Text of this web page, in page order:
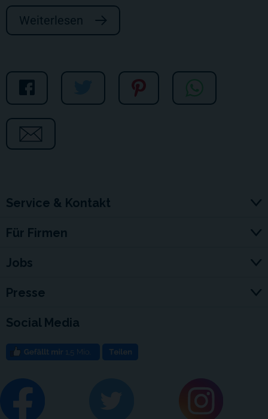
Weiterlesen
Service & Kontakt
Für Firmen
Jobs
Presse
Social Media